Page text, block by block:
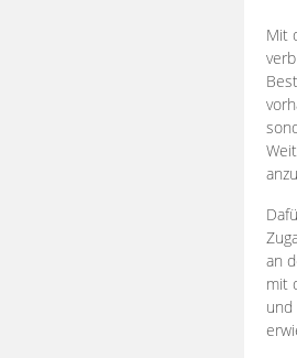
Mit
an
mit
und